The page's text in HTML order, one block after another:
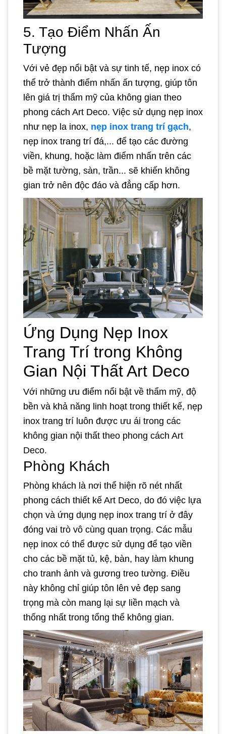
5. Tạo Điểm Nhấn Ấn
Tượng
Với vẻ đẹp nổi bật và sự tinh tế, nẹp inox có
thể trở thành điểm nhấn ấn tượng, giúp tôn
lên giá trị thẩm mỹ của không gian theo
phong cách Art Deco. Việc sử dụng nẹp inox
như nẹp la inox, nẹp inox trang trí gạch,
nẹp inox trang trí đá,... để tạo các đường
viền, khung, hoặc làm điểm nhấn trên các
bề mặt tường, sàn, trần... sẽ khiến không
gian trở nên độc đáo và đẳng cấp hơn.
Ứng Dụng Nẹp Inox
Trang Trí trong Không
Gian Nội Thất Art Deco
Với những ưu điểm nổi bật về thẩm mỹ, độ
bền và khả năng linh hoạt trong thiết kế, nẹp
inox trang trí luôn được ưu ái trong các
không gian nội thất theo phong cách Art
Deco.
Phòng Khách
Phòng khách là nơi thể hiện rõ nét nhất
phong cách thiết kế Art Deco, do đó việc lựa
chọn và ứng dụng nẹp inox trang trí ở đây
đóng vai trò vô cùng quan trọng. Các mẫu
nẹp inox có thể được sử dụng để tạo viền
cho các bề mặt tủ, kệ, bàn, hay làm khung
cho tranh ảnh và gương treo tường. Điều
này không chỉ giúp tôn lên vẻ đẹp sang
trọng mà còn mang lại sự liền mạch và
thống nhất trong tổng thể không gian.